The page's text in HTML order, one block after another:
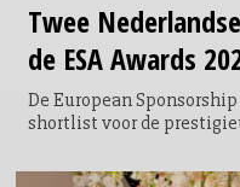
Twee
de ESA Awards
De European
shortlist voor de
meest opvallende en